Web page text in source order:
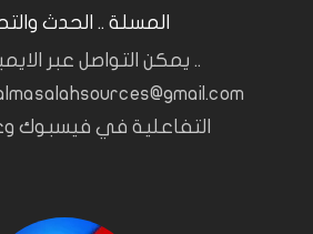
المسلة .. الحدث
.. يمكن التواصل عبر
التفاعلية في فيسبوك